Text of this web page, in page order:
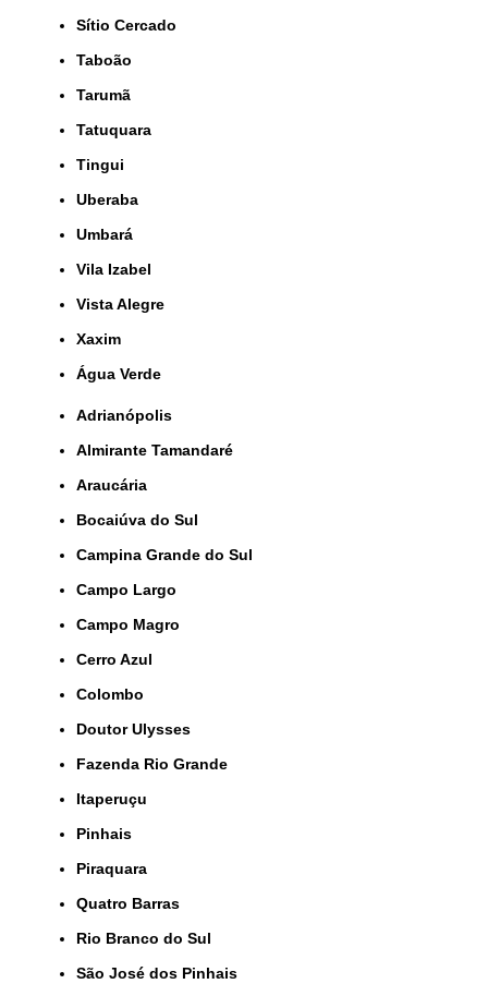
Sítio Cercado
Taboão
Tarumã
Tatuquara
Tingui
Uberaba
Umbará
Vila Izabel
Vista Alegre
Xaxim
Água Verde
Adrianópolis
Almirante Tamandaré
Araucária
Bocaiúva do Sul
Campina Grande do Sul
Campo Largo
Campo Magro
Cerro Azul
Colombo
Doutor Ulysses
Fazenda Rio Grande
Itaperuçu
Pinhais
Piraquara
Quatro Barras
Rio Branco do Sul
São José dos Pinhais